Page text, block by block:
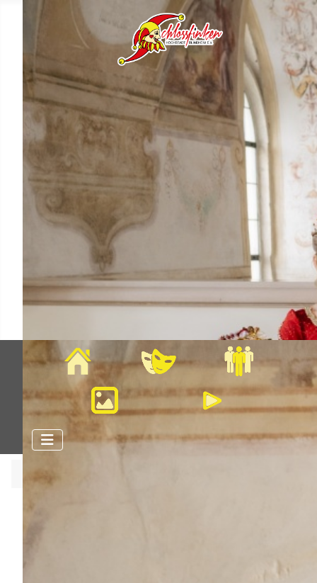
Veranstaltungen
Bilder Videos
Aktuelle Seite: